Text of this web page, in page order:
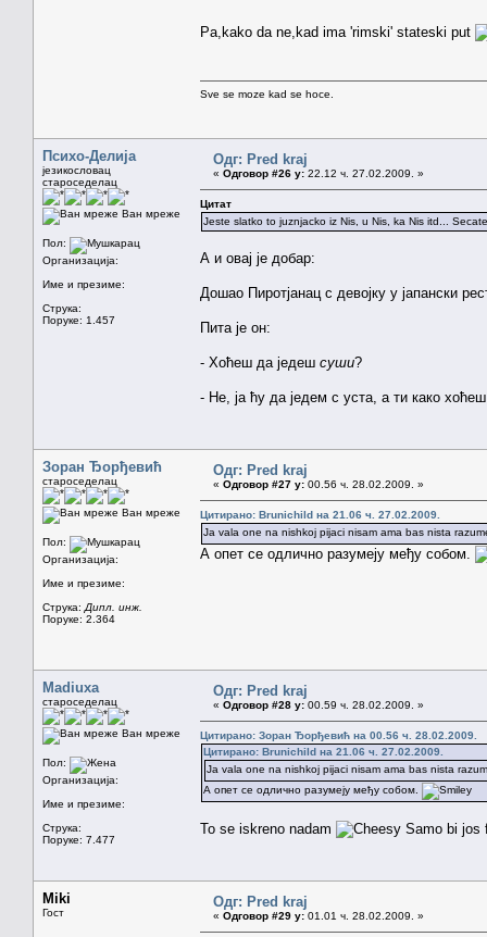
Pa,kako da ne,kad ima 'rimski' stateski put
Sve se moze kad se hoce.
Психо-Делија
језикословац
староседелац
Ван мреже
Пол:
Организација:
Име и презиме:
Струка:
Поруке: 1.457
Одг: Pred kraj
« Одговор #26 у: 22.12 ч. 27.02.2009. »
Цитат
Jeste slatko to juznjacko iz Nis, u Nis, ka Nis itd...
А и овај је добар:
Дошао Пиротјанац с девојку у јапански
Пита је он:
- Хоћеш да једеш суши?
- Не, ја ћу да једем с уста, а ти како
Зоран Ђорђевић
староседелац
Ван мреже
Пол:
Организација:
Име и презиме:
Струка: Дипл. инж.
Поруке: 2.364
Одг: Pred kraj
« Одговор #27 у: 00.56 ч. 28.02.2009. »
Цитирано: Brunichild на 21.06 ч. 27.02.2009.
Ja vala one na nishkoj pijaci nisam ama bas nista
А опет се одлично разумеју међу собом.
Madiuxa
староседелац
Ван мреже
Пол:
Организација:
Име и презиме:
Струка:
Поруке: 7.477
Одг: Pred kraj
« Одговор #28 у: 00.59 ч. 28.02.2009. »
Цитирано: Зоран Ђорђевић на 00.56 ч. 28.02.2009.
Цитирано: Brunichild на 21.06 ч. 27.02.2009.
Ja vala one na nishkoj pijaci nisam ama bas nista
А опет се одлично разумеју међу собом.
To se iskreno nadam Samo bi jos
Miki
Гост
Одг: Pred kraj
« Одговор #29 у: 01.01 ч. 28.02.2009. »